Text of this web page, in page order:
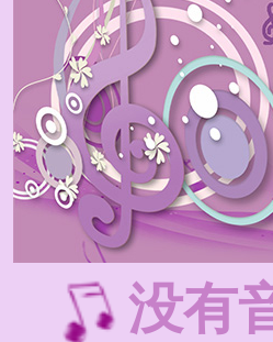
没有